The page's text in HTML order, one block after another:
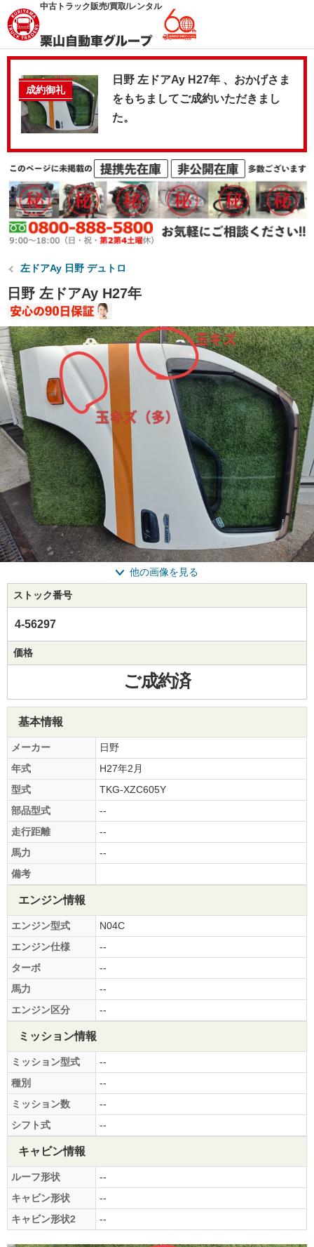
中古トラック販売/買取/レンタル
成約御礼
日野 左ドアAy H27年 、おかげさま
をもちましてご成約いただきまし
た。
左ドアAy 日野 デュトロ
日野 左ドアAy H27年
他の画像を見る
ストック番号
4-56297
価格
ご成約済
基本情報
メーカー
日野
年式
H27年2月
型式
TKG-XZC605Y
部品型式
--
走行距離
--
馬力
--
備考
エンジン情報
エンジン型式
N04C
エンジン仕様
--
ターボ
--
馬力
--
エンジン区分
--
ミッション情報
ミッション型式
--
種別
--
ミッション数
--
シフト式
--
キャビン情報
ルーフ形状
--
キャビン形状
--
キャビン形状2
--